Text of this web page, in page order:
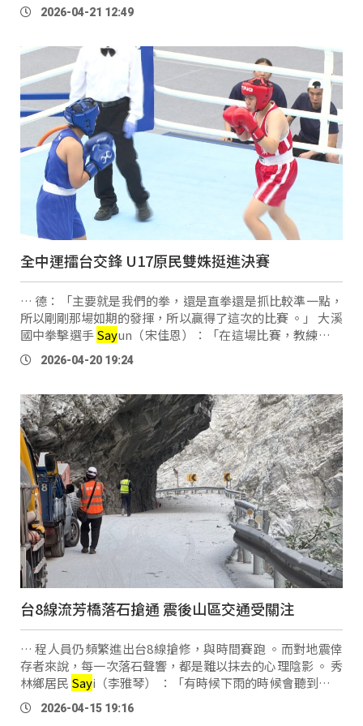
孩子們自己的藝術創作之外，我們也訓練學生活動中口語表
達的 。在展覽當中大家可以看到 …
2026-04-21 12:49
全中運擂台交鋒 U17原民雙姝挺進決賽
… 德：「主要就是我們的拳，還是直拳還是抓比較準一點，
所以剛剛那場如期的發揮，所以贏得了這次的比賽 。」 大溪
國中拳擊選手Sayun（宋佳恩）：「在這場比賽，教練他叫
我後手要抓好，我就聽教練的指示去做，自然就獲勝了，再
加上我已經練了3年，這一次比賽 …
2026-04-20 19:24
台8線流芳橋落石搶通 震後山區交通受關注
… 程人員仍頻繁進出台8線搶修，與時間賽跑 。而對地震倖
存者來說，每一次落石聲響，都是難以抹去的心理陰影 。 秀
林鄉居民 Sayi（李雅琴） ：「有時候下雨的時候會聽到落石
就會醒來，要不然就是打雷的時候，就是聽到轟聲音就馬上
會醒來，所以晚上比較 …
2026-04-15 19:16